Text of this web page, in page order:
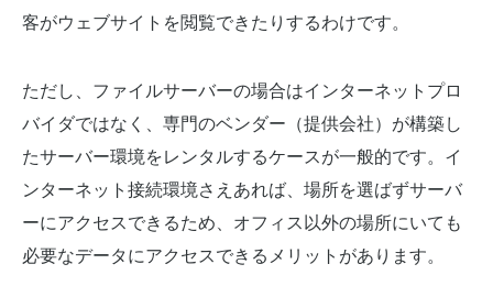
客がウェブサイトを閲覧できたりするわけです。
ただし、ファイルサーバーの場合はインターネットプロ
バイダではなく、専門のベンダー（提供会社）が構築し
たサーバー環境をレンタルするケースが一般的です。イ
ンターネット接続環境さえあれば、場所を選ばずサーバ
ーにアクセスできるため、オフィス以外の場所にいても
必要なデータにアクセスできるメリットがあります。